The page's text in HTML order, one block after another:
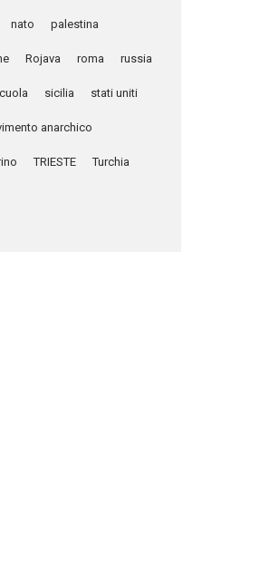
nato palestina
Rojava roma russia
sicilia stati uniti
anarchico
TRIESTE Turchia